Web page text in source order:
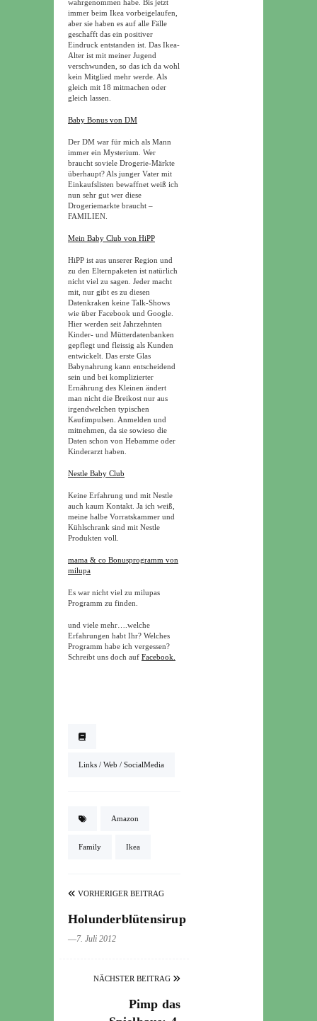
wahrgenommen habe. Bis jetzt
immer beim Ikea vorbeigelaufen,
aber sie haben es auf alle Fälle
geschafft das ein positiver
Eindruck entstanden ist. Das Ikea-
Alter ist mit meiner Jugend
verschwunden, so das ich da wohl
kein Mitglied mehr werde. Als
gleich mit 18 mitmachen oder
gleich lassen.
Baby Bonus von DM
Der DM war für mich als Mann
immer ein Mysterium. Wer
braucht soviele Drogerie-Märkte
überhaupt? Als junger Vater mit
Einkaufslisten bewaffnet weiß ich
nun sehr gut wer diese
Drogeriemarkte braucht –
FAMILIEN.
Mein Baby Club von HiPP
HiPP ist aus unserer Region und
zu den Elternpaketen ist natürlich
nicht viel zu sagen. Jeder macht
mit, nur gibt es zu diesen
Datenkraken keine Talk-Shows
wie über Facebook und Google.
Hier werden seit Jahrzehnten
Kinder- und Mütterdatenbanken
gepflegt und fleissig als Kunden
entwickelt. Das erste Glas
Babynahrung kann entscheidend
sein und bei komplizierter
Ernährung des Kleinen ändert
man nicht die Breikost nur aus
irgendwelchen typischen
Kaufimpulsen. Anmelden und
mitnehmen, da sie sowieso die
Daten schon von Hebamme oder
Kinderarzt haben.
Nestle Baby Club
Keine Erfahrung und mit Nestle
auch kaum Kontakt. Ja ich weiß,
meine halbe Vorratskammer und
Kühlschrank sind mit Nestle
Produkten voll.
mama & co Bonusprogramm von
milupa
Es war nicht viel zu milupas
Programm zu finden.
und viele mehr….welche
Erfahrungen habt Ihr? Welches
Programm habe ich vergessen?
Schreibt uns doch auf Facebook.
Links / Web / SocialMedia
Amazon
Family Ikea
VORHERIGER BEITRAG
Holunderblütensirup
―7. Juli 2012
NÄCHSTER BEITRAG
Pimp das